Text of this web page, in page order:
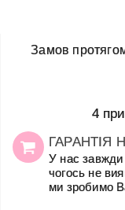
Замов
4
ГАРАНТІЯ
У нас завжди
чогось не
ми зробимо